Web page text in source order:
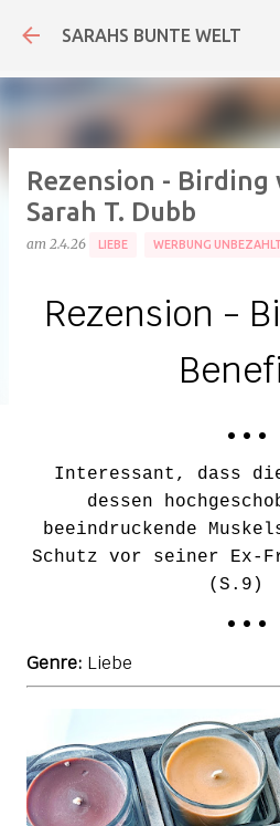
Direkt zum
SARAHS BUNTE WELT
Rezension -
Sarah T. Dubb
am 2.4.26 LIEBE WERBUNG
Rezension -
• • •
Interessant, dass
dessen
beeindruckende
Schutz vor seiner Ex-
(S.9)
• • •
Genre: Liebe